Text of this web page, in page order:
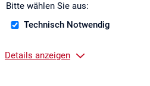
Bitte wählen Sie aus:
Technisch Notwendig
Details anzeigen
und Kritik